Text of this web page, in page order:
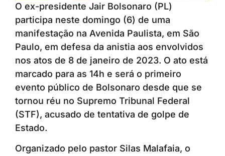
O ex-presidente Jair Bolsonaro (PL)
participa neste domingo (6) de uma
manifestação na Avenida Paulista, em São
Paulo, em defesa da anistia aos envolvidos
nos atos de 8 de janeiro de 2023. O ato está
marcado para as 14h e será o primeiro
evento público de Bolsonaro desde que se
tornou réu no Supremo Tribunal Federal
(STF), acusado de tentativa de golpe de
Estado.
Organizado pelo pastor Silas Malafaia, o